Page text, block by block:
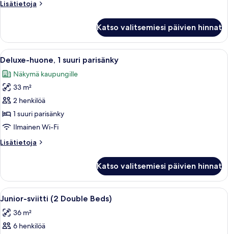
kuvat
Lisätietoja
Lisätietoja
(2
Double
Beds)
Katso valitsemiesi päivien hinnat
Avaa
kaikki
huonetyypin
Deluxe-
huone,
1
suuri
kuvat
Hotellihuone, jossa on sänky, tuoli,
7
Deluxe-huone, 1 suuri parisänky
Näkymä kaupungille
33 m²
2 henkilöä
1 suuri parisänky
Ilmainen Wi-Fi
Lisätietoja
Lisätietoja
1
suuri
parisänky
Katso valitsemiesi päivien hinnat
Avaa
kaikki
huonetyypin
Junior-
Ylelliset vuodevaatteet, tallelokero
5
Junior-sviitti (2 Double Beds)
36 m²
6 henkilöä